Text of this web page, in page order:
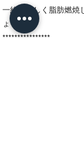
一緒に楽しく脂肪燃焼
ょうー‼️🎄
****************